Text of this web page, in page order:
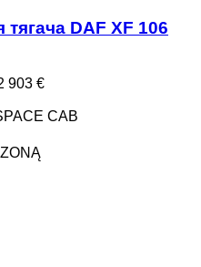
DAF XF 106
903 €
CAB